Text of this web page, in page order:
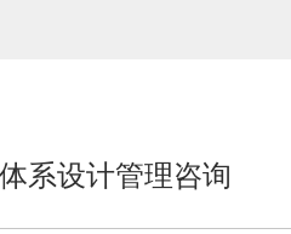
系设计管理咨询